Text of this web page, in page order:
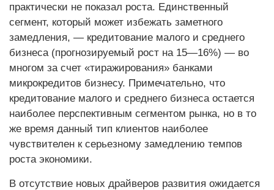
практически не показал роста. Единственный
сегмент, который может избежать заметного
замедления, — кредитование малого и среднего
бизнеса (прогнозируемый рост на 15—16%) — во
многом за счет «тиражирования» банками
микрокредитов бизнесу. Примечательно, что
кредитование малого и среднего бизнеса остается
наиболее перспективным сегментом рынка, но в то
же время данный тип клиентов наиболее
чувствителен к серьезному замедлению темпов
роста экономики.
В отсутствие новых драйверов развития ожидается